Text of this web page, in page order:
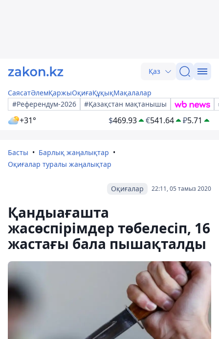
Қаз
СаясатӘлемҚаржыОқиғаҚұқықМақалалар
#Референдум-2026
#Қазақстан мақтанышы
+31° $469.93 €541.64 ₽5.71
Басты
Барлық жаңалықтар
Оқиғалар туралы жаңалықтар
22:11, 05 тамыз 2020
Оқиғалар
Қандыағашта
жасөспірімдер төбелесіп, 16
жастағы бала пышақталды